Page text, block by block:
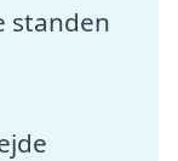
standen